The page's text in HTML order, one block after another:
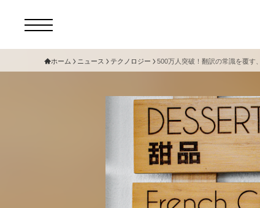
ホーム ニュース テクノロジー 500万人突破！翻訳の常識を覆す